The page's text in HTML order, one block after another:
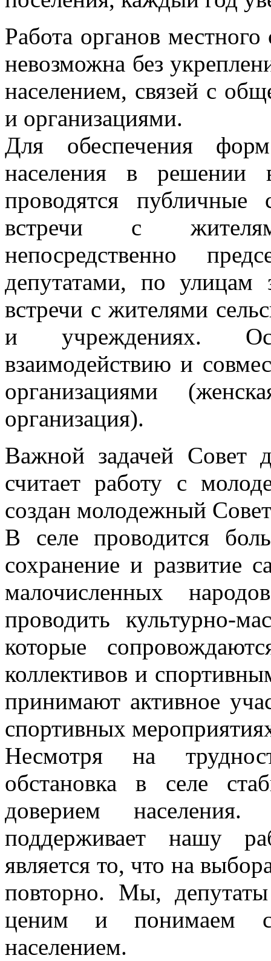
Работа органов
невозможна без
населением, связей с
и организациями.
Для обеспечения форм
населения в решении
проводятся публичные
встречи с
непосредственно
депутатами, по улицам
встречи с жителями
и учреждениях.
взаимодействию и
организациями
организация).
Важной задачей Совет
считает работу с
создан молодежный
В селе проводится
сохранение и развитие
малочисленных
проводить культурно-
которые
коллективов и
принимают активное
спортивных
Несмотря на
обстановка в селе
доверием
поддерживает нашу
является то, что на
повторно. Мы,
ценим и понимаем
населением.